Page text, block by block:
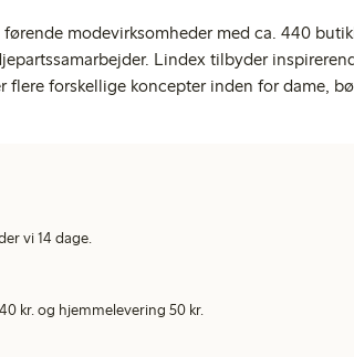
modevirksomheder med ca. 440
Lindex tilbyder
flere forskellige koncepter inden for dame,
vi 14 dage.
kr. og hjemmelevering 50 kr.